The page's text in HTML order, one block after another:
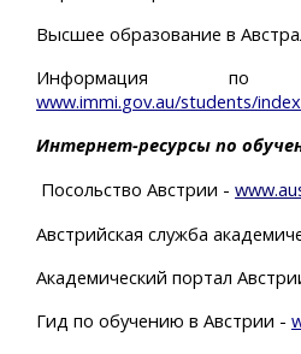
Высшее образование в
Информация
www.immi.gov.au/students/index
Интернет-ресурсы по
Посольство Австрии - www.
Австрийская служба
Академический портал
Гид по обучению в Австрии -